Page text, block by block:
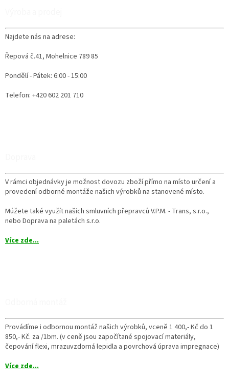
Najdete nás na adrese:
Řepová č.41, Mohelnice 789 85
Pondělí - Pátek: 6:00 - 15:00
Telefon: +420 602 201 710
V rámci objednávky je možnost dovozu zboží přímo na místo určení a
provedení odborné montáže našich výrobků na stanovené místo.
Múžete také využít našich smluvních přepravců V.P.M. - Trans, s.r.o.,
nebo Doprava na paletách s.r.o.
Více zde...
Provádíme i odbornou montáž našich výrobků, vceně 1 400,- Kč do 1
850,- Kč. za /1bm. (v ceně jsou započítané spojovací materiály,
čepování flexi, mrazuvzdorná lepidla a povrchová úprava impregnace)
Více zde...